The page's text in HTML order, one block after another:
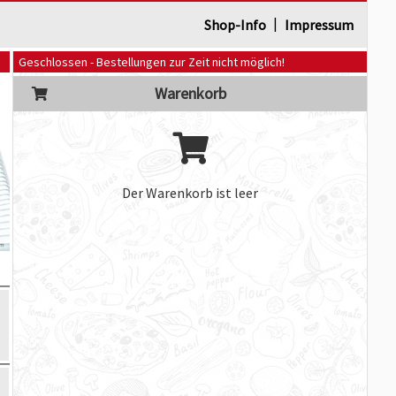
Shop-Info | Impressum
Geschlossen - Bestellungen zur Zeit nicht möglich!
Warenkorb
Der Warenkorb ist leer